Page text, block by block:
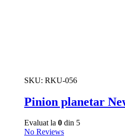
SKU: RKU-056
Pinion planetar
Evaluat la 0 din 5
No Reviews